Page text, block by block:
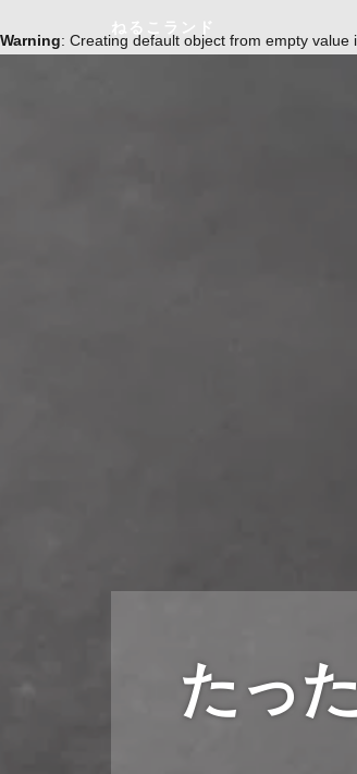
Warning: Creating default object from empty value
ねるこランド
たっ